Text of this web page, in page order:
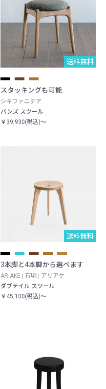
送料無料
スタッキングも可能
シキファニチア
バンズ スツール
￥39,930(税込)～
送料無料
3本脚と4本脚から選べます
ARIAKE | 有明 | アリアケ
ダブテイル スツール
￥45,100(税込)～